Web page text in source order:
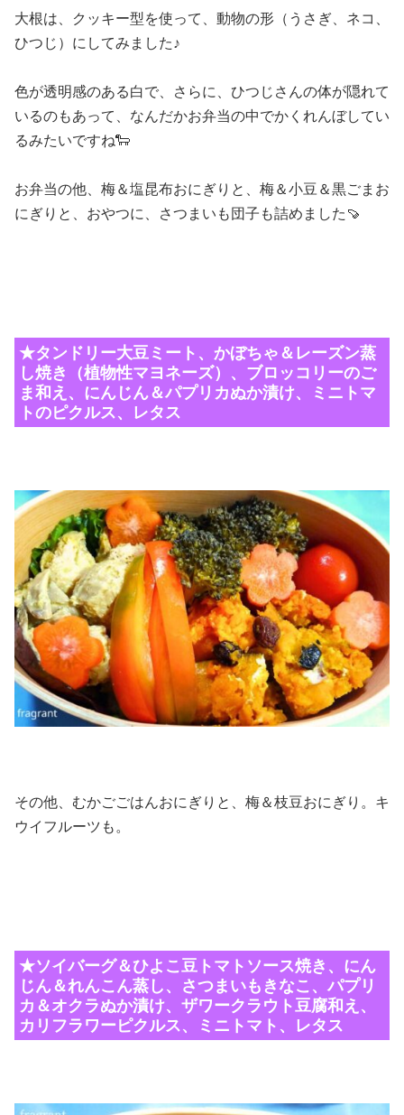
大根は、クッキー型を使って、動物の形（うさぎ、ネコ、
ひつじ）にしてみました♪
色が透明感のある白で、さらに、ひつじさんの体が隠れて
いるのもあって、なんだかお弁当の中でかくれんぼしてい
るみたいですね🐑
お弁当の他、梅＆塩昆布おにぎりと、梅＆小豆＆黒ごまお
にぎりと、おやつに、さつまいも団子も詰めました🍠
★タンドリー大豆ミート、かぼちゃ＆レーズン蒸
し焼き（植物性マヨネーズ）、ブロッコリーのご
ま和え、にんじん＆パプリカぬか漬け、ミニトマ
トのピクルス、レタス
その他、むかごごはんおにぎりと、梅＆枝豆おにぎり。キ
ウイフルーツも。
★ソイバーグ＆ひよこ豆トマトソース焼き、にん
じん＆れんこん蒸し、さつまいもきなこ、パプリ
カ＆オクラぬか漬け、ザワークラウト豆腐和え、
カリフラワーピクルス、ミニトマト、レタス